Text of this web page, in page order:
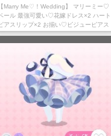
【Marry Me♡！Wedding】 マリーミー♡
ール 最強可愛い♡花嫁ドレス×2 ハート
アスリップ×2 お揃い♡ビジューピアス
計7点の販売となっております🌟 Lv70